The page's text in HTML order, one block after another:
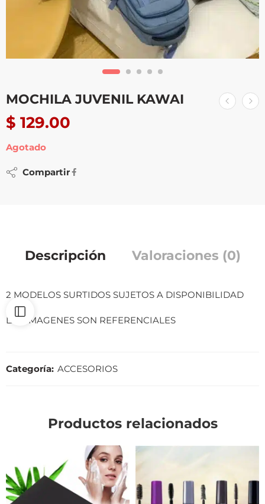
MOCHILA JUVENIL KAWAI
$ 129.00
Agotado
Compartir
Descripción Valoraciones (0)
2 MODELOS SURTIDOS SUJETOS A DISPONIBILIDAD
LAS IMAGENES SON REFERENCIALES
Categoría: ACCESORIOS
Productos relacionados